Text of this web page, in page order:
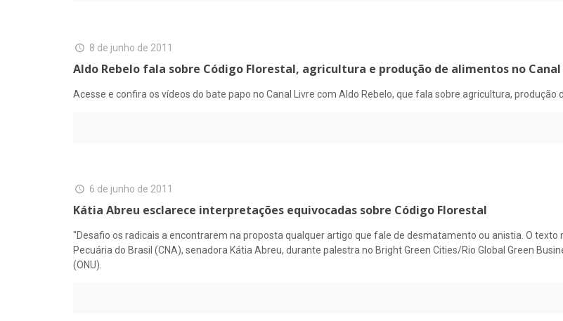
8 de junho de 2011
Aldo Rebelo fala sobre Código Florestal, agricultura e produção de alimentos no
Acesse e confira os vídeos do bate papo no Canal Livre com Aldo Rebelo, que fala sobre agricultura,
6 de junho de 2011
Kátia Abreu esclarece interpretações equivocadas sobre Código Florestal
"Desafio os radicais a encontrarem na proposta qualquer artigo que fale de desmatamento ou anistia. O
Pecuária do Brasil (CNA), senadora Kátia Abreu, durante palestra no Bright Green Cities/Rio Global Green
(ONU).